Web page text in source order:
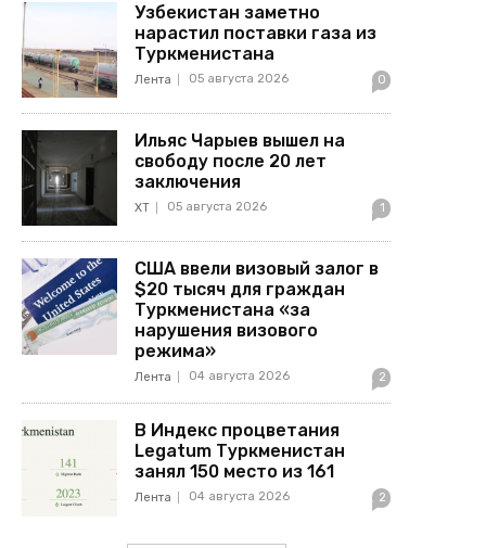
Узбекистан заметно
нарастил поставки газа из
Туркменистана
Лента 05 августа 2026 0
Ильяс Чарыев вышел на
свободу после 20 лет
заключения
ХТ 05 августа 2026 1
США ввели визовый залог в
$20 тысяч для граждан
Туркменистана «за
нарушения визового
режима»
Лента 04 августа 2026 2
В Индекс процветания
Legatum Туркменистан
занял 150 место из 161
Лента 04 августа 2026 2